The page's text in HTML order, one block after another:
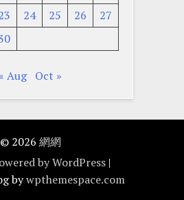
24 25 26
27
Aug Oct »
© 2026 網網
by WordPress |
bywpthemespace.com